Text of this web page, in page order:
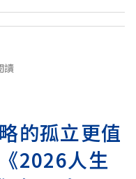
讀
的孤立更值
2026人生